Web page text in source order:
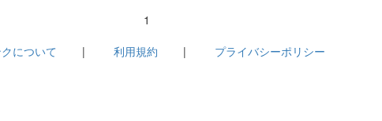
1
クについて | 利用規約 | プライバシーポリシー